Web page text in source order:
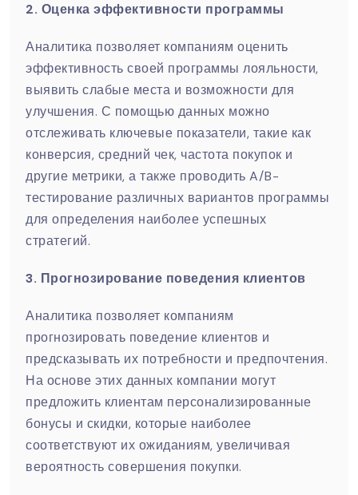
2. Оценка эффективности программы
Аналитика позволяет компаниям оценить
эффективность своей программы лояльности,
выявить слабые места и возможности для
улучшения. С помощью данных можно
отслеживать ключевые показатели, такие как
конверсия, средний чек, частота покупок и
другие метрики, а также проводить A/B-
тестирование различных вариантов программы
для определения наиболее успешных
стратегий.
3. Прогнозирование поведения клиентов
Аналитика позволяет компаниям
прогнозировать поведение клиентов и
предсказывать их потребности и предпочтения.
На основе этих данных компании могут
предложить клиентам персонализированные
бонусы и скидки, которые наиболее
соответствуют их ожиданиям, увеличивая
вероятность совершения покупки.